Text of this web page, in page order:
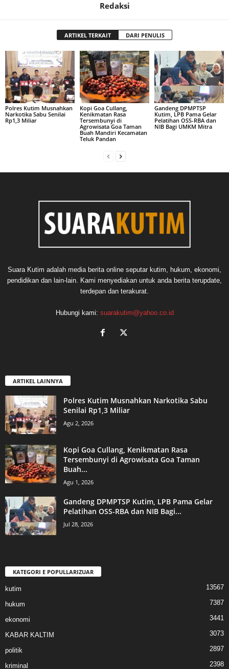
Redaksi
ARTIKEL TERKAIT DARI PENULIS
Polres Kutim Musnahkan
Narkotika Sabu Senilai
Rp1,3 Miliar
Kopi Goa Cullang,
Kenikmatan Rasa
Tersembunyi di
Agrowisata Goa Taman
Buah Mandiri Kecamatan
Teluk Pandan
Gandeng DPMPTSP
Kutim, LPB Pama Gelar
Pelatihan OSS-RBA dan
NIB Bagi UMKM Mitra
Suara Kutim adalah media berita online seputar kutim, hukum, ekonomi,
pendidikan dan lain-lain. Kami menyediakan untuk anda berita terupdate,
terdepan dan terakurat.
Hubungi kami: suarakutim@yahoo.co.id
ARTIKEL LAINNYA
Polres Kutim Musnahkan Narkotika Sabu
Senilai Rp1,3 Miliar
Agu 2, 2026
Kopi Goa Cullang, Kenikmatan Rasa
Tersembunyi di Agrowisata Goa Taman
Buah...
Agu 1, 2026
Gandeng DPMPTSP Kutim, LPB Pama Gelar
Pelatihan OSS-RBA dan NIB Bagi...
Jul 28, 2026
KATEGORI E POPULLARIZUAR
kutim 13567
hukum 7387
ekonomi 3441
KABAR KALTIM 3073
politik 2897
kriminal 2398